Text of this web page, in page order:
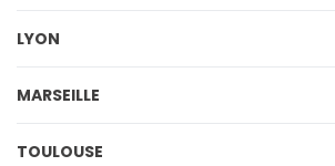
LYON
MARSEILLE
TOULOUSE